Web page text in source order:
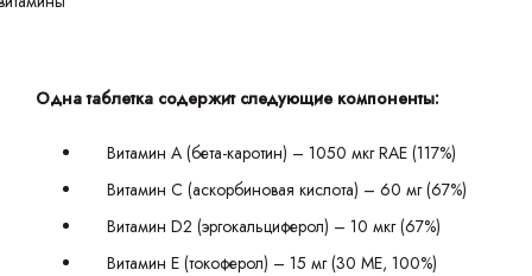
Одна таблетка содержит следующие компоненты:
Витамин A (бета-каротин) – 1050 мкг RAE (117%)
Витамин C (аскорбиновая кислота) – 60 мг (67%)
Витамин D2 (эргокальциферол) – 10 мкг (67%)
Витамин E (токоферол) – 15 мг (30 МЕ, 100%)